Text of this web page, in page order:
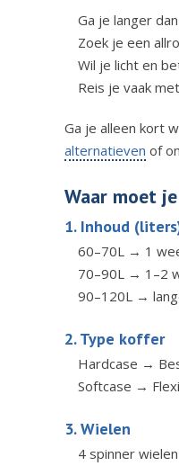
Ga je langer
Zoek je een
Wil je licht en
Reis je vaak
Ga je alleen kort
alternatieven of
Waar moet
1. Inhoud
60–70L → 1
70–90L → 1–2
90–120L →
2. Type koffer
Hardcase →
Softcase →
3. Wielen
4 spinner